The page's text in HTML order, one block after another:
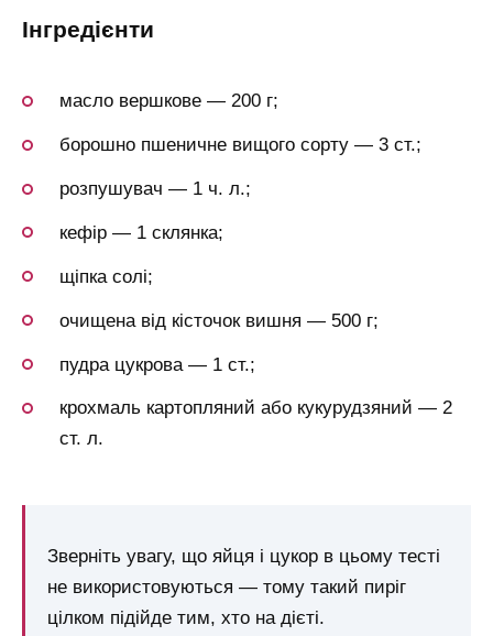
інгредієнти
масло вершкове — 200 г;
борошно пшеничне вищого сорту — 3 ст.;
розпушувач — 1 ч. л.;
кефір — 1 склянка;
щіпка солі;
очищена від кісточок вишня — 500 г;
пудра цукрова — 1 ст.;
крохмаль картопляний або кукурудзяний — 2
ст. л.
Зверніть увагу, що яйця і цукор в цьому тесті
не використовуються — тому такий пиріг
цілком підійде тим, хто на дієті.